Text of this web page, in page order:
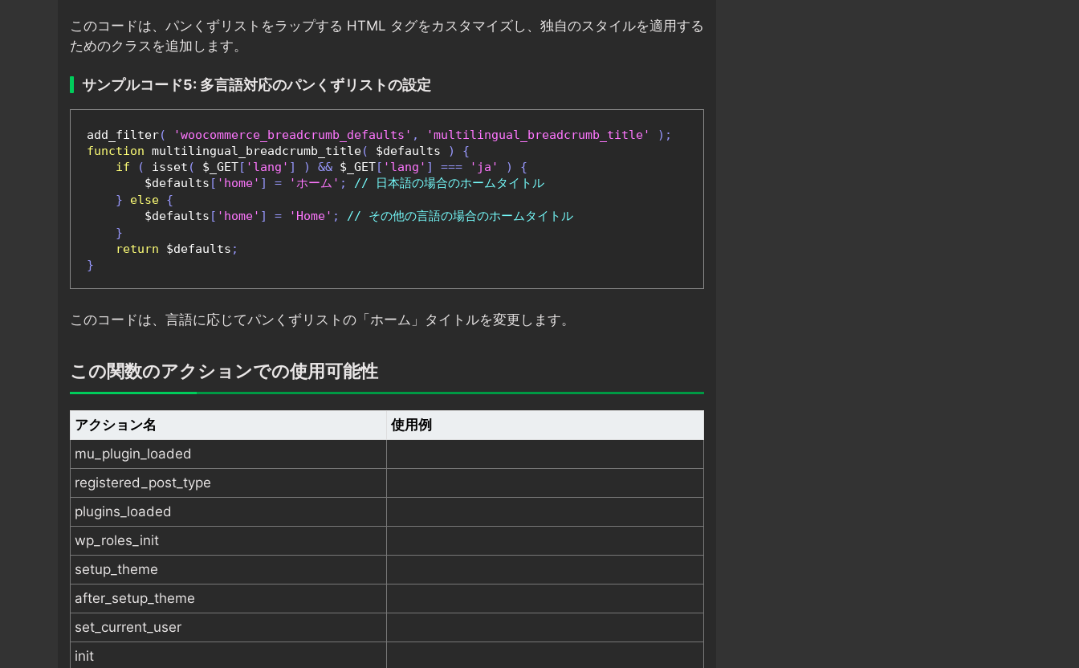
このコードは、パンくずリストをラップする HTML タグをカスタマイズし、独自のスタイルを適用する
ためのクラスを追加します。
サンプルコード5: 多言語対応のパンくずリストの設定
add_filter( 'woocommerce_breadcrumb_defaults' , 'multilingual_breadcrumb_title'
);
function multilingual_breadcrumb_title( $defaults )
{
if
( isset ( $_GET [ 'lang' ] ) && $_GET [ 'lang' ] === 'ja' )
{
        $defaults
[ 'home' ] = 'ホーム' ;
// 日本語の場合のホームタイトル
}
else {
        $defaults
[ 'home' ] = 'Home' ;
// その他の言語の場合のホームタイトル
}
return $defaults ;
}
このコードは、言語に応じてパンくずリストの「ホーム」タイトルを変更します。
この関数のアクションでの使用可能性
アクション名
使用例
mu_plugin_loaded
registered_post_type
plugins_loaded
wp_roles_init
setup_theme
after_setup_theme
set_current_user
init